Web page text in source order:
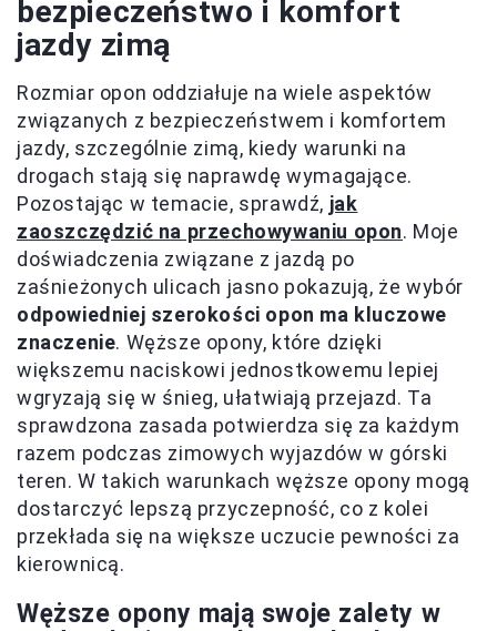
bezpieczeństwo i komfort
jazdy zimą
Rozmiar opon oddziałuje na wiele aspektów
związanych z bezpieczeństwem i komfortem
jazdy, szczególnie zimą, kiedy warunki na
drogach stają się naprawdę wymagające.
Pozostając w temacie, sprawdź, jak
zaoszczędzić na przechowywaniu opon. Moje
doświadczenia związane z jazdą po
zaśnieżonych ulicach jasno pokazują, że wybór
odpowiedniej szerokości opon ma kluczowe
znaczenie. Węższe opony, które dzięki
większemu naciskowi jednostkowemu lepiej
wgryzają się w śnieg, ułatwiają przejazd. Ta
sprawdzona zasada potwierdza się za każdym
razem podczas zimowych wyjazdów w górski
teren. W takich warunkach węższe opony mogą
dostarczyć lepszą przyczepność, co z kolei
przekłada się na większe uczucie pewności za
kierownicą.
Węższe opony mają swoje zalety w